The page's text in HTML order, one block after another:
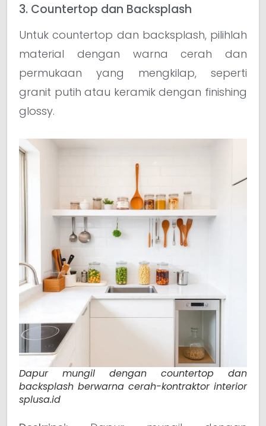
3. Countertop dan Backsplash
Untuk countertop dan backsplash, pilihlah
material dengan warna cerah dan
permukaan yang mengkilap, seperti
granit putih atau keramik dengan finishing
glossy.
Dapur mungil dengan countertop dan
backsplash berwarna cerah-kontraktor interior
splusa.id